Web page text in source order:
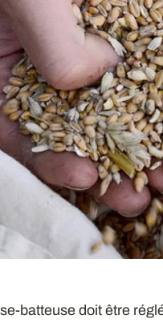
batteuse doit être